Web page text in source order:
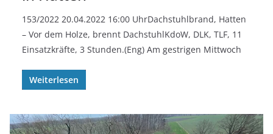
153/2022 20.04.2022 16:00 UhrDachstuhlbrand, Hatten
– Vor dem Holze, brennt DachstuhlKdoW, DLK, TLF, 11
Einsatzkräfte, 3 Stunden.(Eng) Am gestrigen Mittwoch
Weiterlesen